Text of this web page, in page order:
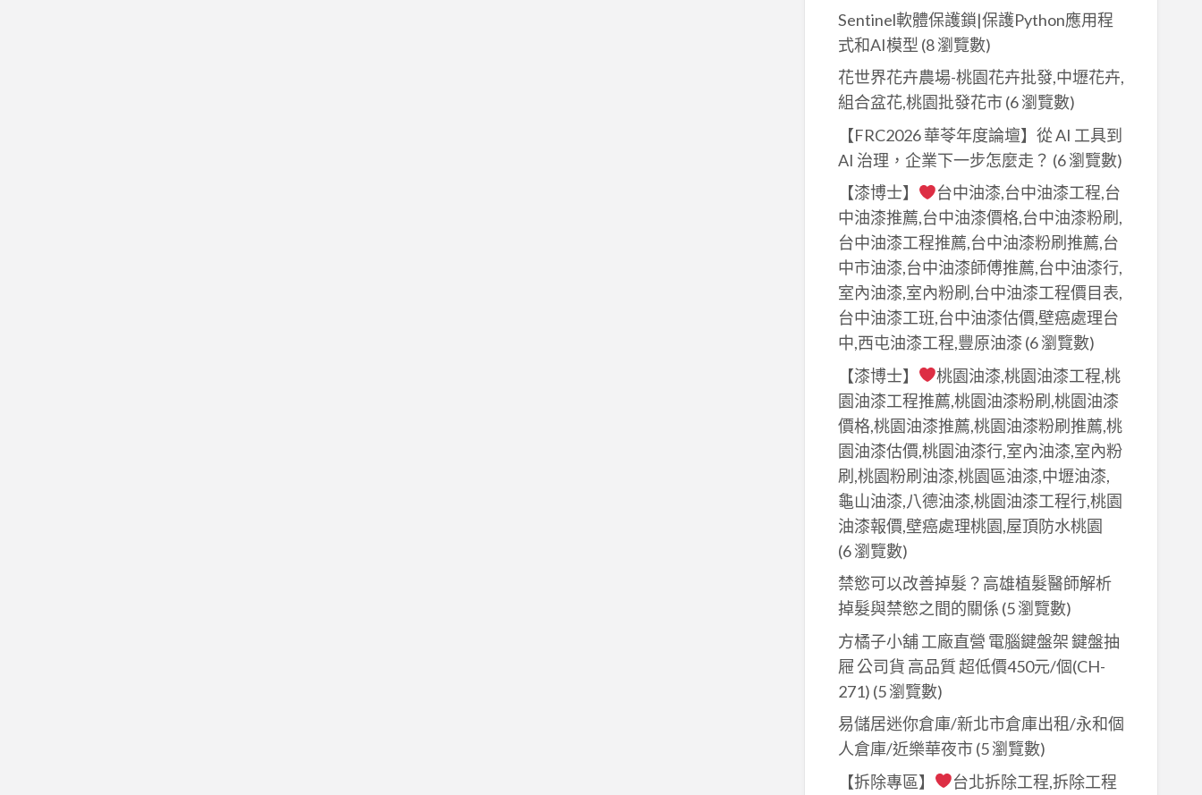
Sentinel軟體保護鎖|保護Python應用程
式和AI模型 (8 瀏覽數)
花世界花卉農場-桃園花卉批發,中壢花卉,
組合盆花,桃園批發花市(6 瀏覽數)
【FRC2026 華苓年度論壇】從 AI 工具到
AI 治理，企業下一步怎麼走？ (6 瀏覽數)
【漆博士】
台中油漆,台中油漆工程,台
中油漆推薦,台中油漆價格,台中油漆粉刷,
台中油漆工程推薦,台中油漆粉刷推薦,台
中市油漆,台中油漆師傅推薦,台中油漆行,
室內油漆,室內粉刷,台中油漆工程價目表,
台中油漆工班,台中油漆估價,壁癌處理台
中,西屯油漆工程,豐原油漆(6 瀏覽數)
【漆博士】
桃園油漆,桃園油漆工程,桃
園油漆工程推薦,桃園油漆粉刷,桃園油漆
價格,桃園油漆推薦,桃園油漆粉刷推薦,桃
園油漆估價,桃園油漆行,室內油漆,室內粉
刷,桃園粉刷油漆,桃園區油漆,中壢油漆,
龜山油漆,八德油漆,桃園油漆工程行,桃園
油漆報價,壁癌處理桃園,屋頂防水桃園
(6 瀏覽數)
禁慾可以改善掉髮？高雄植髮醫師解析
掉髮與禁慾之間的關係 (5 瀏覽數)
方橘子小舖 工廠直營 電腦鍵盤架 鍵盤抽
屜 公司貨 高品質 超低價450元/個(CH-
271) (5 瀏覽數)
易儲居迷你倉庫/新北市倉庫出租/永和個
人倉庫/近樂華夜市(5 瀏覽數)
【拆除專區】
台北拆除工程,拆除工程